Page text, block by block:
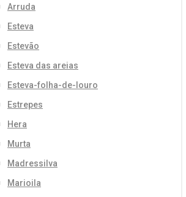
Arruda
Esteva
Estevão
Esteva das areias
Esteva-folha-de-louro
Estrepes
Hera
Murta
Madressilva
Marioila